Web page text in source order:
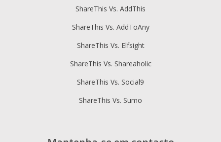
ShareThis Vs. AddThis
ShareThis Vs. AddToAny
ShareThis Vs. Elfsight
ShareThis Vs. Shareaholic
ShareThis Vs. Social9
ShareThis Vs. Sumo